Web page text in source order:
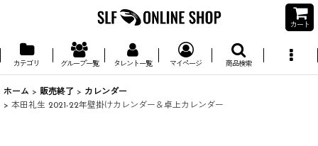
カート
カテゴリ グループ一覧 タレント一覧 マイページ 商品検索
ホーム > 販売終了 > カレンダー
> 本田礼生 2021-22年壁掛けカレンダー＆卓上カレンダー